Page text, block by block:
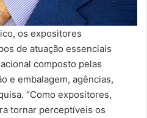
os expositores
de atuação essenciais
composto pelas
e embalagem, agências,
“Como expositores,
tornar perceptíveis os